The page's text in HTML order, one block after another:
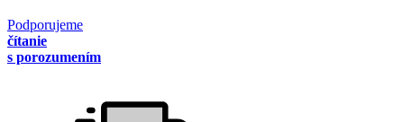
Podporujeme
čítanie
s porozumením